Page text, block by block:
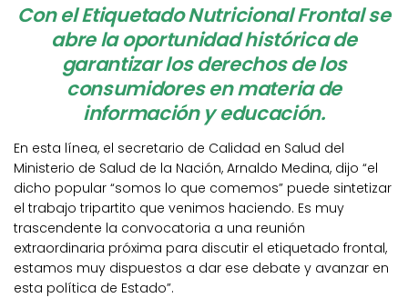
Con el Etiquetado Nutricional Frontal se
abre la oportunidad histórica de
garantizar los derechos de los
consumidores en materia de
información y educación.
En esta línea, el secretario de Calidad en Salud del
Ministerio de Salud de la Nación, Arnaldo Medina, dijo “el
dicho popular “somos lo que comemos” puede sintetizar
el trabajo tripartito que venimos haciendo. Es muy
trascendente la convocatoria a una reunión
extraordinaria próxima para discutir el etiquetado frontal,
estamos muy dispuestos a dar ese debate y avanzar en
esta política de Estado”.